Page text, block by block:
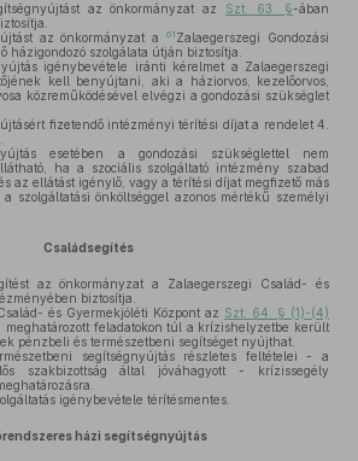
az önkormányzat az Szt. 63. §-ában
az önkormányzat a61 Zalaegerszegi Gondozási
házigondozó szolgálata útján biztosítja.
igénybevétele iránti kérelmet a Zalaegerszegi
kell benyújtani, aki a háziorvos, kezelőorvos,
közreműködésével elvégzi a gondozási szükséglet
fizetendő intézményi térítési díjat a rendelet 4.
esetében a gondozási szükséglettel nem
ha a szociális szolgáltató intézmény szabad
az ellátást igénylő, vagy a térítési díjat megfizető más
szolgáltatási önköltséggel azonos mértékű személyi
Családsegítés
az önkormányzat a Zalaegerszegi Család- és
biztosítja.
és Gyermekjóléti Központ az Szt. 64. § (1)-(4)
meghatározott feladatokon túl a krízishelyzetbe került
pénzbeli és természetbeni segítséget nyújthat.
segítségnyújtás részletes feltételei - a
szakbizottság által jóváhagyott - krízissegély
igénybevétele térítésmentes.
házi segítségnyújtás